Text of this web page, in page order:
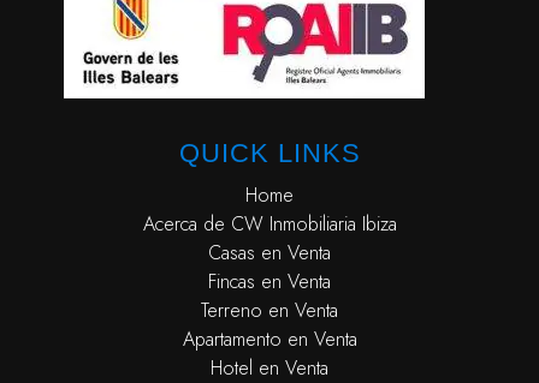
QUICK LINKS
Home
Acerca de CW Inmobiliaria Ibiza
Casas en Venta
Fincas en Venta
Terreno en Venta
Apartamento en Venta
Hotel en Venta